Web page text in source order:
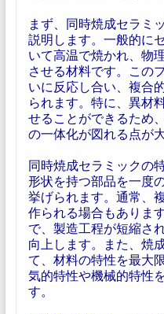
まず、同時焼成セラミ
説明します。一般的に
いて高温で焼かれ、物
させる材料です。この
いに反応し合い、複合
られます。特に、異材
せることができるため
の一体化が図れる点が
同時焼成セラミックの
形状を持つ部品を一度
挙げられます。通常、
作られる場合もありま
で、製造工程が短縮さ
向上します。また、焼
て、材料の特性を最大
気的特性や機械的特性
す。